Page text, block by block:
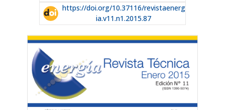
https://doi.org/10.37116/revistaenerg
ia.v11.n1.2015.87